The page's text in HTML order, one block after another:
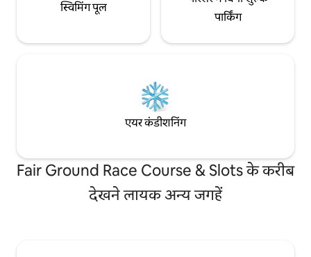
स्विमिंग पूल
पार्किंग
एयर कंडीशनिंग
Fair Ground Race Course & Slots के करीब
देखने लायक अन्य जगहें